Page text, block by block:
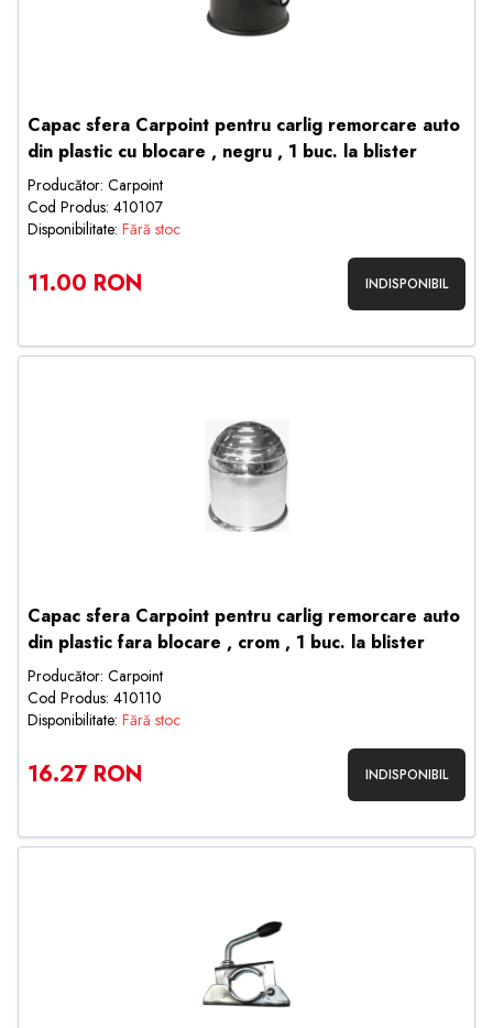
Capac sfera Carpoint pentru carlig remorcare auto
din plastic cu blocare , negru , 1 buc. la blister
Producător: Carpoint
Cod Produs: 410107
Disponibilitate: Fără stoc
11.00 RON INDISPONIBIL
Capac sfera Carpoint pentru carlig remorcare auto
din plastic fara blocare , crom , 1 buc. la blister
Producător: Carpoint
Cod Produs: 410110
Disponibilitate: Fără stoc
16.27 RON INDISPONIBIL